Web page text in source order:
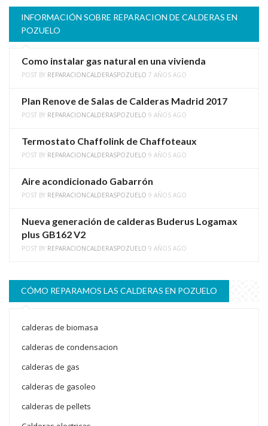
INFORMACIÓN SOBRE REPARACION DE CALDERAS EN
POZUELO
Como instalar gas natural en una vivienda
POST BY REPARACIONCALDERASPOZUELO 7 AÑOS AGO
Plan Renove de Salas de Calderas Madrid 2017
POST BY REPARACIONCALDERASPOZUELO 9 AÑOS AGO
Termostato Chaffolink de Chaffoteaux
POST BY REPARACIONCALDERASPOZUELO 9 AÑOS AGO
Aire acondicionado Gabarrón
POST BY REPARACIONCALDERASPOZUELO 9 AÑOS AGO
Nueva generación de calderas Buderus Logamax
plus GB162 V2
POST BY REPARACIONCALDERASPOZUELO 9 AÑOS AGO
CÓMO REPARAMOS LAS CALDERAS EN POZUELO
calderas de biomasa
calderas de condensacion
calderas de gas
calderas de gasoleo
calderas de pellets